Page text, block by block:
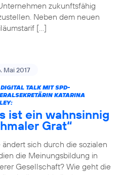
zukunftsfähig
Neben dem neuen
[…]
Mai 2017
TALK MIT SPD-
KATARINA
ist ein wahnsinnig
Grat“
ändert sich durch die sozialen
die Meinungsbildung in
Gesellschaft? Wie geht die